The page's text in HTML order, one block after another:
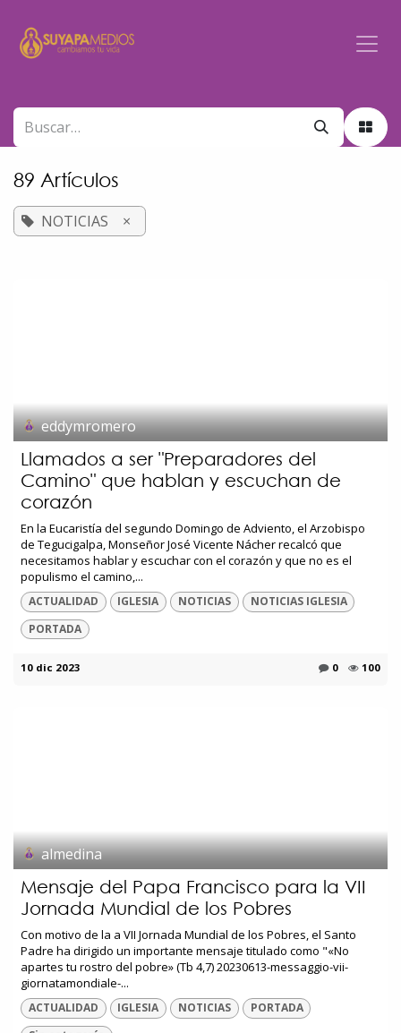
89 Artículos
NOTICIAS ×
eddymromero
Llamados a ser "Preparadores del
Camino" que hablan y escuchan de
corazón
En la Eucaristía del segundo Domingo de Adviento, el Arzobispo
de Tegucigalpa, Monseñor José Vicente Nácher recalcó que
necesitamos hablar y escuchar con el corazón y que no es el
populismo el camino,...
ACTUALIDAD IGLESIA NOTICIAS
NOTICIAS IGLESIA
PORTADA
10 dic 2023 0 100
almedina
Mensaje del Papa Francisco para la VII
Jornada Mundial de los Pobres
Con motivo de la a VII Jornada Mundial de los Pobres, el Santo
Padre ha dirigido un importante mensaje titulado como "«No
apartes tu rostro del pobre» (Tb 4,7) 20230613-messaggio-vii-
giornatamondiale-...
ACTUALIDAD IGLESIA NOTICIAS
PORTADA